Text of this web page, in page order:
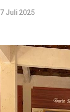
7 Juli 2025